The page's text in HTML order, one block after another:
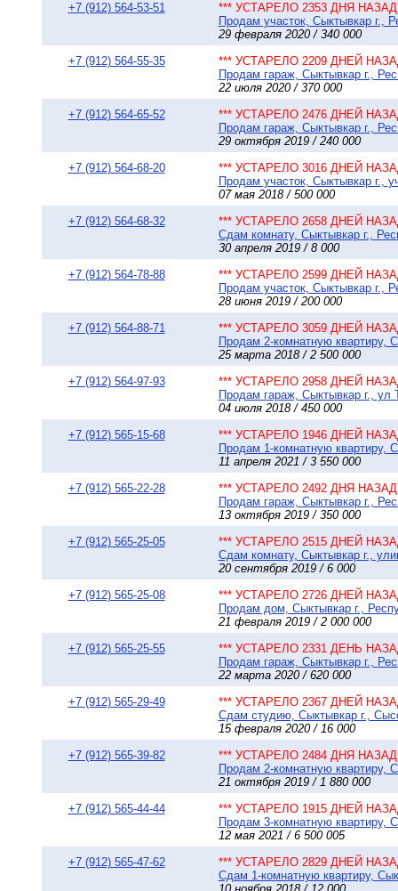
+7 (912) 564-53-51
*** УСТАРЕЛО 2353 ДНЯ НАЗАД
Продам участок, Сыктывкар г.,
29 февраля 2020 / 340 000
+7 (912) 564-55-35
*** УСТАРЕЛО 2209 ДНЕЙ
Продам гараж, Сыктывкар г.,
22 июля 2020 / 370 000
+7 (912) 564-65-52
*** УСТАРЕЛО 2476 ДНЕЙ
Продам гараж, Сыктывкар г.,
29 октября 2019 / 240 000
+7 (912) 564-68-20
*** УСТАРЕЛО 3016 ДНЕЙ
Продам участок, Сыктывкар г.,
07 мая 2018 / 500 000
+7 (912) 564-68-32
*** УСТАРЕЛО 2658 ДНЕЙ
Сдам комнату, Сыктывкар г.,
30 апреля 2019 / 8 000
+7 (912) 564-78-88
*** УСТАРЕЛО 2599 ДНЕЙ
Продам участок, Сыктывкар г.,
28 июня 2019 / 200 000
+7 (912) 564-88-71
*** УСТАРЕЛО 3059 ДНЕЙ
Продам 2-комнатную квартиру,
25 марта 2018 / 2 500 000
+7 (912) 564-97-93
*** УСТАРЕЛО 2958 ДНЕЙ
Продам гараж, Сыктывкар г., ул
04 июля 2018 / 450 000
+7 (912) 565-15-68
*** УСТАРЕЛО 1946 ДНЕЙ
Продам 1-комнатную квартиру,
11 апреля 2021 / 3 550 000
+7 (912) 565-22-28
*** УСТАРЕЛО 2492 ДНЯ НАЗАД
Продам гараж, Сыктывкар г.,
13 октября 2019 / 350 000
+7 (912) 565-25-05
*** УСТАРЕЛО 2515 ДНЕЙ
Сдам комнату, Сыктывкар г.,
20 сентября 2019 / 6 000
+7 (912) 565-25-08
*** УСТАРЕЛО 2726 ДНЕЙ
Продам дом, Сыктывкар г.,
21 февраля 2019 / 2 000 000
+7 (912) 565-25-55
*** УСТАРЕЛО 2331 ДЕНЬ
Продам гараж, Сыктывкар г.,
22 марта 2020 / 620 000
+7 (912) 565-29-49
*** УСТАРЕЛО 2367 ДНЕЙ
Сдам студию, Сыктывкар г.,
15 февраля 2020 / 16 000
+7 (912) 565-39-82
*** УСТАРЕЛО 2484 ДНЯ НАЗАД
Продам 2-комнатную квартиру,
21 октября 2019 / 1 880 000
+7 (912) 565-44-44
*** УСТАРЕЛО 1915 ДНЕЙ
Продам 3-комнатную квартиру,
12 мая 2021 / 6 500 005
+7 (912) 565-47-62
*** УСТАРЕЛО 2829 ДНЕЙ
Сдам 1-комнатную квартиру,